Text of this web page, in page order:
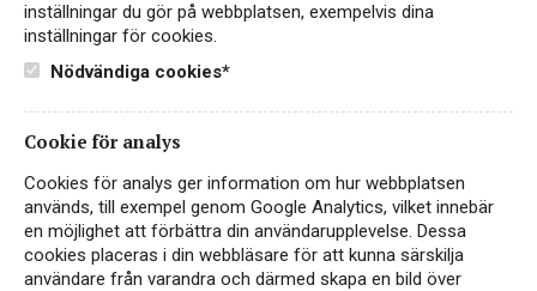
PRODUKTINFORMATION
ALKOHOLHALT
FÖRSLUTNING
Skruvkork
REST SOCKERHALT
0,1 g/100ml
inställningar du gör på webbplatsen, exempelvis dina
inställningar för cookies.
Nödvändiga cookies*
Cookie för analys
Cookies för analys ger information om hur webbplatsen
används, till exempel genom Google Analytics, vilket innebär
en möjlighet att förbättra din användarupplevelse. Dessa
cookies placeras i din webbläsare för att kunna särskilja
användare från varandra och därmed skapa en bild över